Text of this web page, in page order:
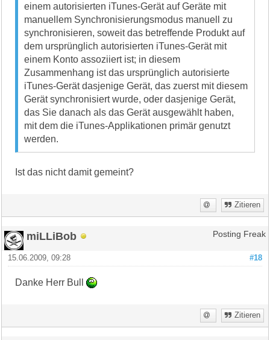
einem autorisierten iTunes-Gerät auf Geräte mit
manuellem Synchronisierungsmodus manuell zu
synchronisieren, soweit das betreffende Produkt auf
dem ursprünglich autorisierten iTunes-Gerät mit
einem Konto assoziiert ist; in diesem
Zusammenhang ist das ursprünglich autorisierte
iTunes-Gerät dasjenige Gerät, das zuerst mit diesem
Gerät synchronisiert wurde, oder dasjenige Gerät,
das Sie danach als das Gerät ausgewählt haben,
mit dem die iTunes-Applikationen primär genutzt
werden.
Ist das nicht damit gemeint?
Zitieren
miLLiBob Posting Freak
#18
15.06.2009, 09:28
Danke Herr Bull
Zitieren